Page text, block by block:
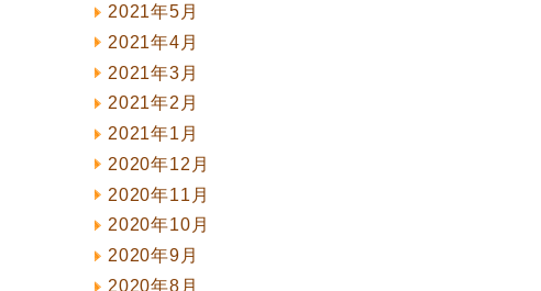
2021年5月
2021年4月
2021年3月
2021年2月
2021年1月
2020年12月
2020年11月
2020年10月
2020年9月
2020年8月